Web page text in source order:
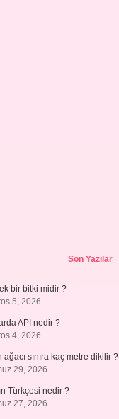
Son Yazılar
bir bitki midir ?
5, 2026
API nedir ?
4, 2026
ağacı sınıra kaç metre dikilir ?
29, 2026
Türkçesi nedir ?
27, 2026